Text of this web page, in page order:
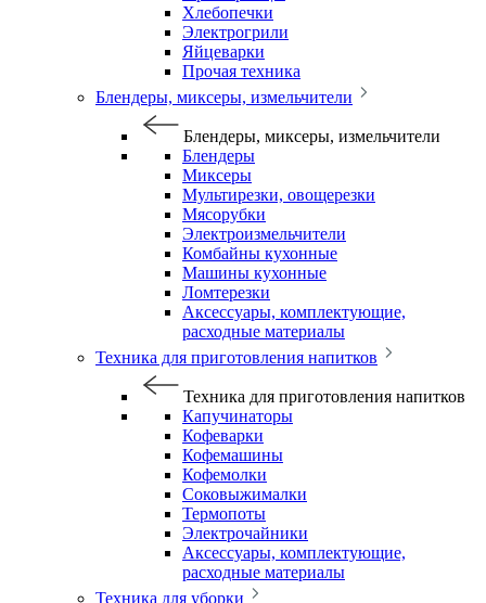
Хлебопечки
Электрогрили
Яйцеварки
Прочая техника
Блендеры, миксеры, измельчители
Блендеры, миксеры, измельчители
Блендеры
Миксеры
Мультирезки, овощерезки
Мясорубки
Электроизмельчители
Комбайны кухонные
Машины кухонные
Ломтерезки
Аксессуары, комплектующие,
расходные материалы
Техника для приготовления напитков
Техника для приготовления напитков
Капучинаторы
Кофеварки
Кофемашины
Кофемолки
Соковыжималки
Термопоты
Электрочайники
Аксессуары, комплектующие,
расходные материалы
Техника для уборки